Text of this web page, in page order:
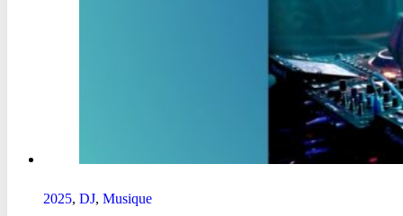
2025, DJ, Musique